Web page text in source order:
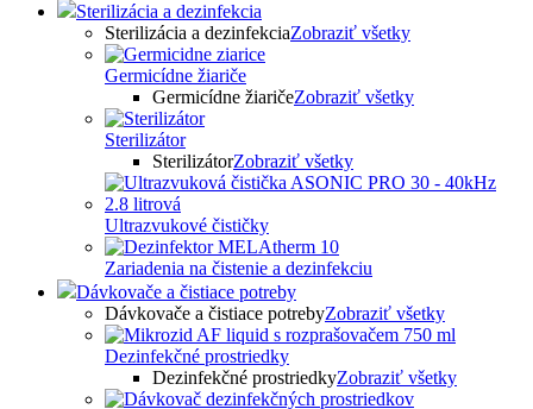
Sterilizácia a dezinfekcia
Sterilizácia a dezinfekciaZobraziť všetky
Germicídne žiariče
Germicídne žiaričeZobraziť všetky
Sterilizátor
SterilizátorZobraziť všetky
Ultrazvukové čističky
Zariadenia na čistenie a dezinfekciu
Dávkovače a čistiace potreby
Dávkovače a čistiace potrebyZobraziť všetky
Dezinfekčné prostriedky
Dezinfekčné prostriedkyZobraziť všetky